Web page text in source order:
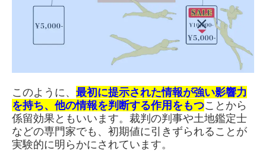
このように、 最初に提示された情報が強い影響力
を持ち、他の情報を判断する作用をもつことから
係留効果ともいいます。裁判の判事や土地鑑定士
などの専門家でも、初期値に引きずられることが
実験的に明らかにされています。